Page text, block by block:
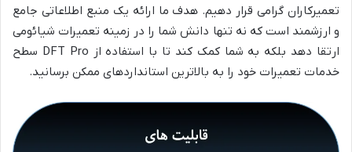
تعمیرکاران گرامی قرار دهیم. هدف ما ارائه یک منبع اطلاعاتی جامع
و ارزشمند است که نه تنها دانش شما را در زمینه تعمیرات شیائومی
ارتقا دهد بلکه به شما کمک کند تا با استفاده از DFT Pro سطح
خدمات تعمیرات خود را به بالاترین استانداردهای ممکن برسانید.